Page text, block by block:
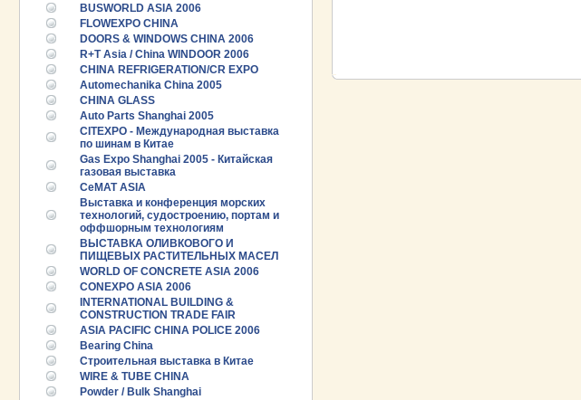
BUSWORLD ASIA 2006
FLOWEXPO CHINA
DOORS & WINDOWS CHINA 2006
R+T Asia / China WINDOOR 2006
CHINA REFRIGERATION/CR EXPO
Automechanika China 2005
CHINA GLASS
Auto Parts Shanghai 2005
CITEXPO - Международная выставка
по шинам в Китае
Gas Expo Shanghai 2005 - Китайская
газовая выставка
CeMAT ASIA
Выставка и конференция морских
технологий, судостроению, портам и
оффшорным технологиям
ВЫСТАВКА ОЛИВКОВОГО И
ПИЩЕВЫХ РАСТИТЕЛЬНЫХ МАСЕЛ
WORLD OF CONCRETE ASIA 2006
CONEXPO ASIA 2006
INTERNATIONAL BUILDING &
CONSTRUCTION TRADE FAIR
ASIA PACIFIC CHINA POLICE 2006
Bearing China
Строительная выставка в Китае
WIRE & TUBE CHINA
Powder / Bulk Shanghai